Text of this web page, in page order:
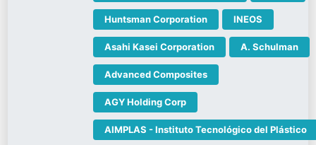
Huntsman Corporation INEOS
Asahi Kasei Corporation A. Schulman
Advanced Composites
AGY Holding Corp
AIMPLAS - Instituto Tecnológico del Plástico